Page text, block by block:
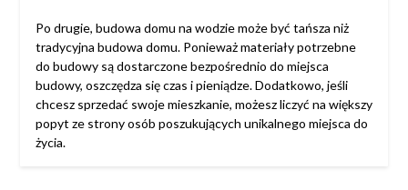
Po drugie, budowa domu na wodzie może być tańsza niż
tradycyjna budowa domu. Ponieważ materiały potrzebne
do budowy są dostarczone bezpośrednio do miejsca
budowy, oszczędza się czas i pieniądze. Dodatkowo, jeśli
chcesz sprzedać swoje mieszkanie, możesz liczyć na większy
popyt ze strony osób poszukujących unikalnego miejsca do
życia.